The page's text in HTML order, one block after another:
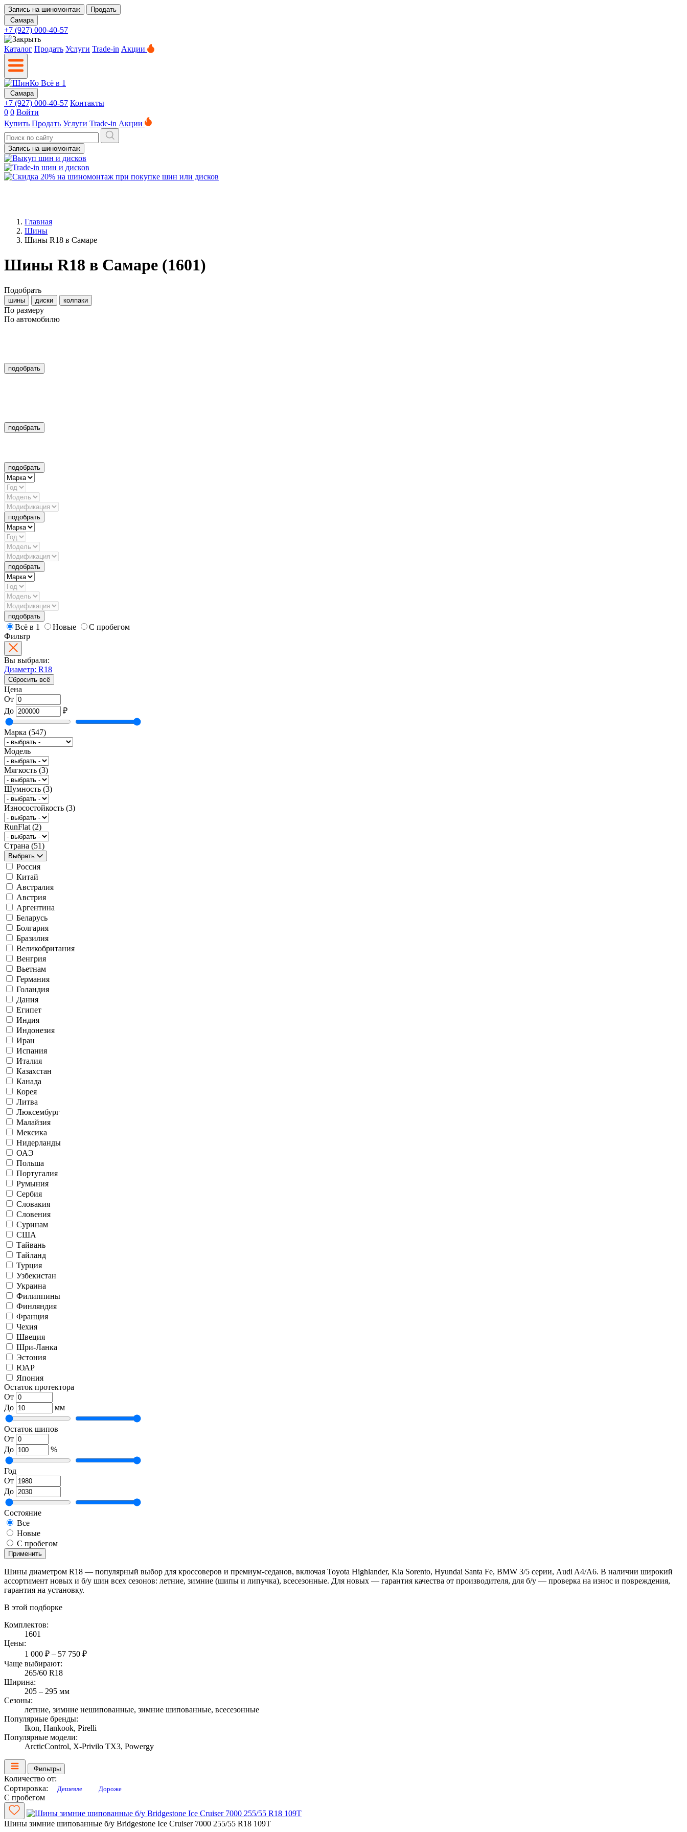
Запись на шиномонтаж
Продать
Самара
+7 (927) 000-40-57
Каталог Продать Услуги Trade-in Акции
Самара
+7 (927) 000-40-57 Контакты
0 0 Войти
Купить Продать Услуги Trade-in Акции
Запись на шиномонтаж
Главная
Шины
Шины R18 в Самаре
Шины R18 в Самаре (1601)
Подобрать
шины диски колпаки
По размеру
По автомобилю
подобрать
подобрать
подобрать
подобрать
подобрать
подобрать
Всё в 1 Новые
С пробегом
Фильтр
Вы выбрали:
Диаметр: R18
Сбросить всё
Цена
От
До
₽
Марка (547)
Модель
Мягкость (3)
Шумность (3)
Износостойкость (3)
RunFlat (2)
Страна (51)
Выбрать
Россия
Китай
Австралия
Австрия
Аргентина
Беларусь
Болгария
Бразилия
Великобритания
Венгрия
Вьетнам
Германия
Голандия
Дания
Египет
Индия
Индонезия
Иран
Испания
Италия
Казахстан
Канада
Корея
Литва
Люксембург
Малайзия
Мексика
Нидерланды
ОАЭ
Польша
Португалия
Румыния
Сербия
Словакия
Словения
Суринам
США
Тайвань
Тайланд
Турция
Узбекистан
Украина
Филиппины
Финляндия
Франция
Чехия
Швеция
Шри-Ланка
Эстония
ЮАР
Япония
Остаток протектора
От
До
мм
Остаток шипов
От
До
%
Год
От
До
Состояние
Все
Новые
С пробегом
Применить
Шины диаметром R18 — популярный выбор для кроссоверов и премиум-седанов, включая Toyota Highlander, Kia Sorento, Hyundai Santa Fe, BMW 3/5 серии, Audi A4/A6. В наличии широкий
ассортимент новых и б/у шин всех сезонов: летние, зимние (шипы и липучка), всесезонные. Для новых — гарантия качества от производителя, для б/у — проверка на износ и повреждения,
гарантия на установку.
В этой подборке
Комплектов:
1601
Цены:
1 000 ₽ – 57 750 ₽
Чаще выбирают:
265/60 R18
Ширина:
205 – 295 мм
Сезоны:
летние, зимние нешипованные, зимние шипованные, всесезонные
Популярные бренды:
Ikon, Hankook, Pirelli
Популярные модели:
ArcticControl, X-Privilo TX3, Powergy
Фильтры
Количество от:
Сортировка:
Дешевле Дороже
С пробегом
Шины зимние шипованные б/у Bridgestone Ice Cruiser 7000 255/55 R18 109T